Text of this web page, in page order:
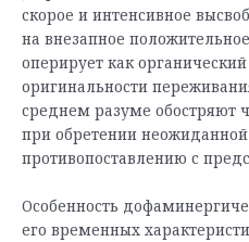
скорое и интенсивное
на внезапное
оперирует как
оригинальности
среднем разуме обостряют
при обретении
противопоставлению с
Особенность
его временных